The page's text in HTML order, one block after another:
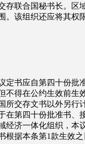
存联合国秘书长。区
。该组织还应将其权
定书应自第四十份批
不得在公约生效前生
所交存文书以外另行
在第四十份批准书、
经济一体化组织，本
根据本条第1款生效